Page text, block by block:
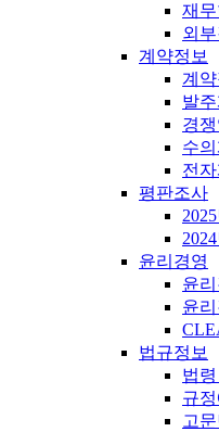
재
외
계약정보
계
발
경
수
전
평판조사
윤리경영
윤
윤
법규정보
법
규
고